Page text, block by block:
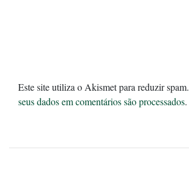
Este site utiliza o Akismet para reduzir spam.
seus dados em comentários são processados.